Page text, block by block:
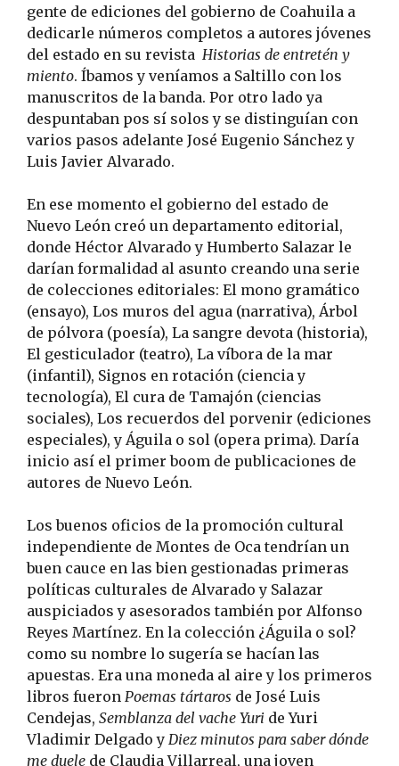
gente de ediciones del gobierno de Coahuila a
dedicarle números completos a autores jóvenes
del estado en su revista Historias de entretén y
miento. Íbamos y veníamos a Saltillo con los
manuscritos de la banda. Por otro lado ya
despuntaban pos sí solos y se distinguían con
varios pasos adelante José Eugenio Sánchez y
Luis Javier Alvarado.
En ese momento el gobierno del estado de
Nuevo León creó un departamento editorial,
donde Héctor Alvarado y Humberto Salazar le
darían formalidad al asunto creando una serie
de colecciones editoriales: El mono gramático
(ensayo), Los muros del agua (narrativa), Árbol
de pólvora (poesía), La sangre devota (historia),
El gesticulador (teatro), La víbora de la mar
(infantil), Signos en rotación (ciencia y
tecnología), El cura de Tamajón (ciencias
sociales), Los recuerdos del porvenir (ediciones
especiales), y Águila o sol (opera prima). Daría
inicio así el primer boom de publicaciones de
autores de Nuevo León.
Los buenos oficios de la promoción cultural
independiente de Montes de Oca tendrían un
buen cauce en las bien gestionadas primeras
políticas culturales de Alvarado y Salazar
auspiciados y asesorados también por Alfonso
Reyes Martínez. En la colección ¿Águila o sol?
como su nombre lo sugería se hacían las
apuestas. Era una moneda al aire y los primeros
libros fueron Poemas tártaros de José Luis
Cendejas, Semblanza del vache Yuri de Yuri
Vladimir Delgado y Diez minutos para saber dónde
me duele de Claudia Villarreal, una joven